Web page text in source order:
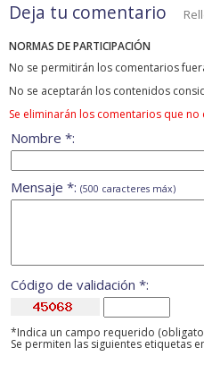
Deja tu comentario
NORMAS DE PARTICIPACIÓN
No se permitirán los comentarios
No se aceptarán los contenidos
Se eliminarán los comentarios que
Nombre *:
Mensaje *: (500 caracteres máx)
Código de validación *:
*Indica un campo requerido
Se permiten las siguientes etiquetas